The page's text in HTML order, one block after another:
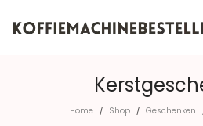
Home / Shop / Geschenken